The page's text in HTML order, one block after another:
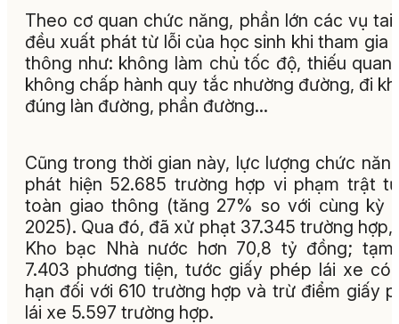
Theo cơ quan chức năng, phần lớn các vụ tai
đều xuất phát từ lỗi của học sinh khi tham gia
thông như: không làm chủ tốc độ, thiếu quan
không chấp hành quy tắc nhường đường, đi
đúng làn đường, phần đường…
Cũng trong thời gian này, lực lượng chức
phát hiện 52.685 trường hợp vi phạm trật
toàn giao thông (tăng 27% so với cùng kỳ
2025). Qua đó, đã xử phạt 37.345 trường hợp,
Kho bạc Nhà nước hơn 70,8 tỷ đồng;
7.403 phương tiện, tước giấy phép lái xe có
hạn đối với 610 trường hợp và trừ điểm giấy
lái xe 5.597 trường hợp.